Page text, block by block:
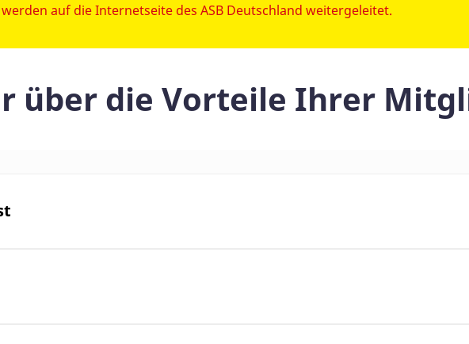
werden auf die Internetseite des ASB Deutschland weitergeleitet.
über die Vorteile Ihrer